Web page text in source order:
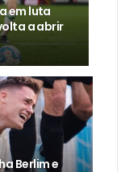
em luta
a abrir
Berlim e